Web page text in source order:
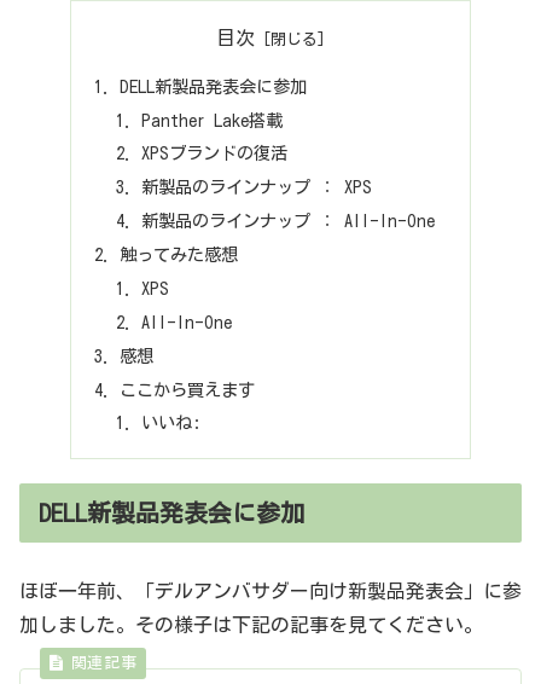
目次
DELL新製品発表会に参加
Panther Lake搭載
XPSブランドの復活
新製品のラインナップ ： XPS
新製品のラインナップ ： All-In-One
触ってみた感想
XPS
All-In-One
感想
ここから買えます
いいね:
DELL新製品発表会に参加
ほぼ一年前、「デルアンバサダー向け新製品発表会」に参
加しました。その様子は下記の記事を見てください。